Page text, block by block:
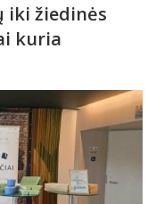
iki žiedinės
kuria